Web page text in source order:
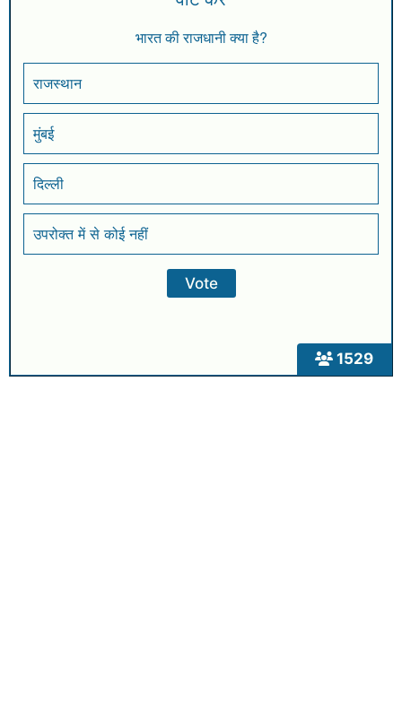
1529
भारत की राजधानी क्या है?
राजस्थान
मुंबई
दिल्ली
उपरोक्त में से कोई नहीं